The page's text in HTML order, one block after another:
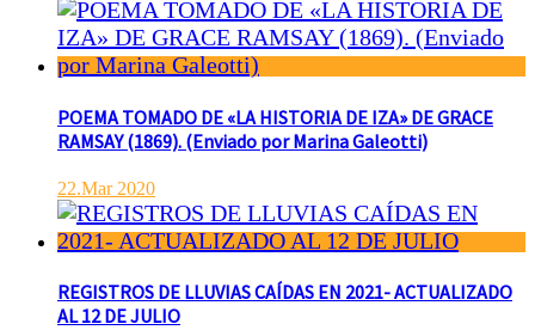
POEMA TOMADO DE «LA HISTORIA DE IZA» DE GRACE
RAMSAY (1869). (Enviado por Marina Galeotti)
22.Mar 2020
REGISTROS DE LLUVIAS CAÍDAS EN 2021- ACTUALIZADO
AL 12 DE JULIO